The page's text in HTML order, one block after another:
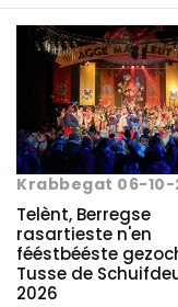
Krabbegat 06-10-
Telènt, Berregse
rasartieste n'en
fééstbééste
Tusse de
2026